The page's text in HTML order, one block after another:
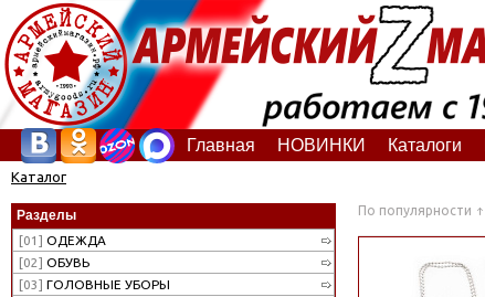
Главная НОВИНКИ Каталоги
Каталог
Разделы
[01] ОДЕЖДА
[02] ОБУВЬ
[03] ГОЛОВНЫЕ УБОРЫ
По популярности